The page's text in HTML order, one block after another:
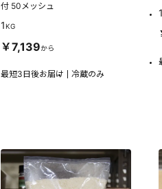
付 50メッシュ
1KG
￥7,139から
最短3日後お届け 冷蔵のみ
1